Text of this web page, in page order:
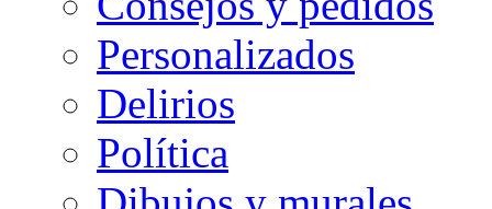
Personalizados
Delirios
Política